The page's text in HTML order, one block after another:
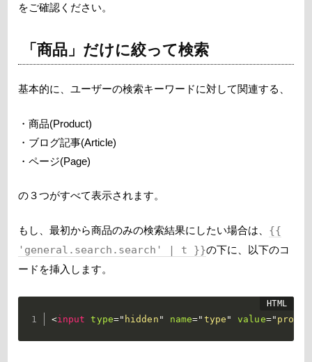
をご確認ください。
「商品」だけに絞って検索
基本的に、ユーザーの検索キーワードに対して関連する、
・商品(Product)
・ブログ記事(Article)
・ページ(Page)
の３つがすべて表示されます。
もし、最初から商品のみの検索結果にしたい場合は、 {{
'general.search.search' | t }}の下に、以下のコ
ードを挿入します。
<input type=" hidden " name=" type " value="